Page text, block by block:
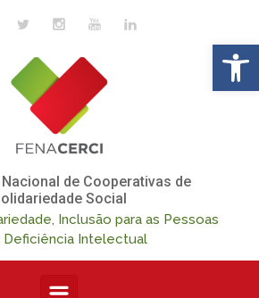
de Cooperativas de
Social
Inclusão para as Pessoas
Deficiência Intelectual